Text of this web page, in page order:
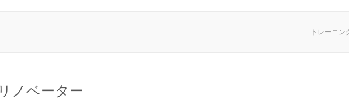
トレーニ
ノベーター